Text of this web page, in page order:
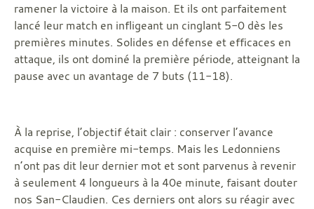
ramener la victoire à la maison. Et ils ont parfaitement
lancé leur match en infligeant un cinglant 5-0 dès les
premières minutes. Solides en défense et efficaces en
attaque, ils ont dominé la première période, atteignant la
pause avec un avantage de 7 buts (11-18).
À la reprise, l’objectif était clair : conserver l’avance
acquise en première mi-temps. Mais les Ledonniens
n’ont pas dit leur dernier mot et sont parvenus à revenir
à seulement 4 longueurs à la 40e minute, faisant douter
nos San-Claudien. Ces derniers ont alors su réagir avec